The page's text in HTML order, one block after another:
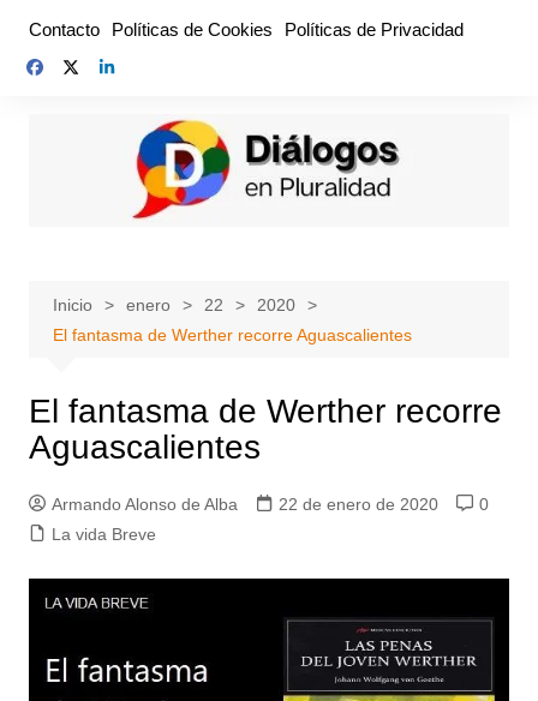
contenido
Contacto Políticas de Cookies Políticas de Privacidad
Inicio enero 22
2020
El fantasma de Werther recorre Aguascalientes
El fantasma de Werther recorre
Aguascalientes
Armando Alonso de Alba 22 de enero de 2020
0
La vida Breve